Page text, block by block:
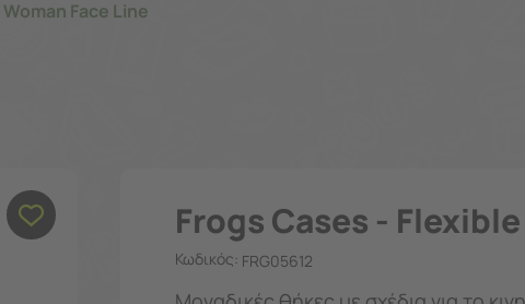
Woman Face Line
Frogs Cases - Flexible
Κωδικός: FRG05612